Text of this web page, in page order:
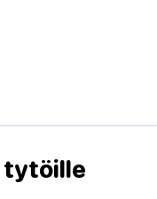
tytöille